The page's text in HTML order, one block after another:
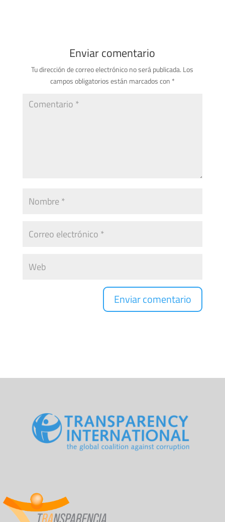
Enviar comentario
Tu dirección de correo electrónico no será publicada. Los
campos obligatorios están marcados con *